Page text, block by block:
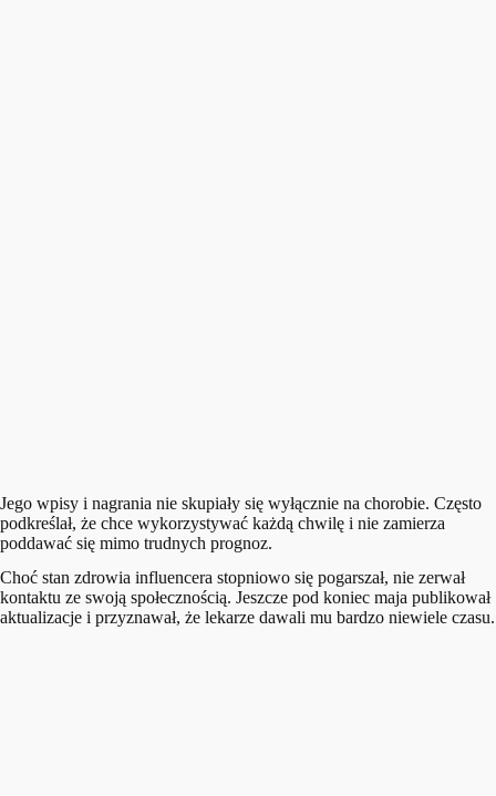
Jego wpisy i nagrania nie skupiały się wyłącznie na chorobie. Często
podkreślał, że chce wykorzystywać każdą chwilę i nie zamierza
poddawać się mimo trudnych prognoz.
Choć stan zdrowia influencera stopniowo się pogarszał, nie zerwał
kontaktu ze swoją społecznością. Jeszcze pod koniec maja publikował
aktualizacje i przyznawał, że lekarze dawali mu bardzo niewiele czasu.